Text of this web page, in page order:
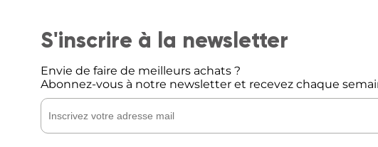
S'inscrire à la newsletter
Envie de faire de meilleurs achats ?
Abonnez-vous à notre newsletter et recevez chaque